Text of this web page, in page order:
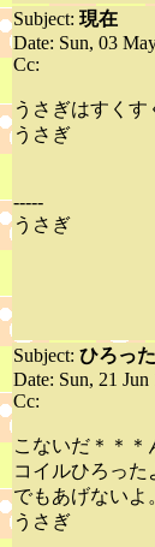
Subject: 現在
Date: Sun, 03
Cc:
うさぎはすくす
うさぎ
-----
うさぎ
Subject: ひろった
Date: Sun, 21
Cc:
こないだ＊＊
コイルひろった
でもあげないよ
うさぎ